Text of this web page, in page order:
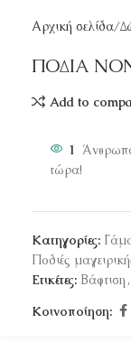
Αρχική σελίδα
ΠΟΔΙΑ
Add to
1
τώρα!
Κατηγορίες:
Ποδιές
Ετικέτες: Βάφτιση ,
Κοινοποίηση: